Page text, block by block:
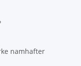
namhafter